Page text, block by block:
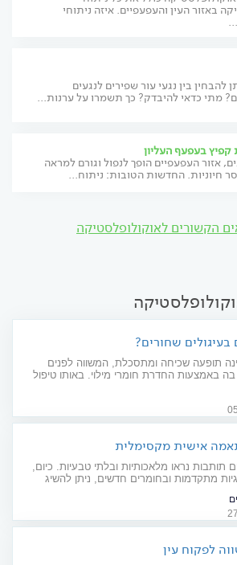
באזור העין והעפעפיים. איזה ניתוחי
להבחין בין נגעי עור שפירים לנגעים
מתי כדאי להיבדק? כך תשמרו על ערנות...
בעפעף העליון
אזור העפעפיים הופך לנפול וגורם למראה
חיוניות. החדשות הטובות: ניתוח...
הקשורים לאוקולופלסטיקה
בעיגולים שחורים?
תופעה שכיחה ומתסכלת, המשווה לפנים
באמצעות החדרת חומרי מילוי. באותו טיפול
אישית מקסימלית
תותבות נראו מלאכותיות ובלתי טבעיות. כיום,
מתקדמות ובחומרים חדשים, ניתן להשיג
מדריך
לפקוח עין